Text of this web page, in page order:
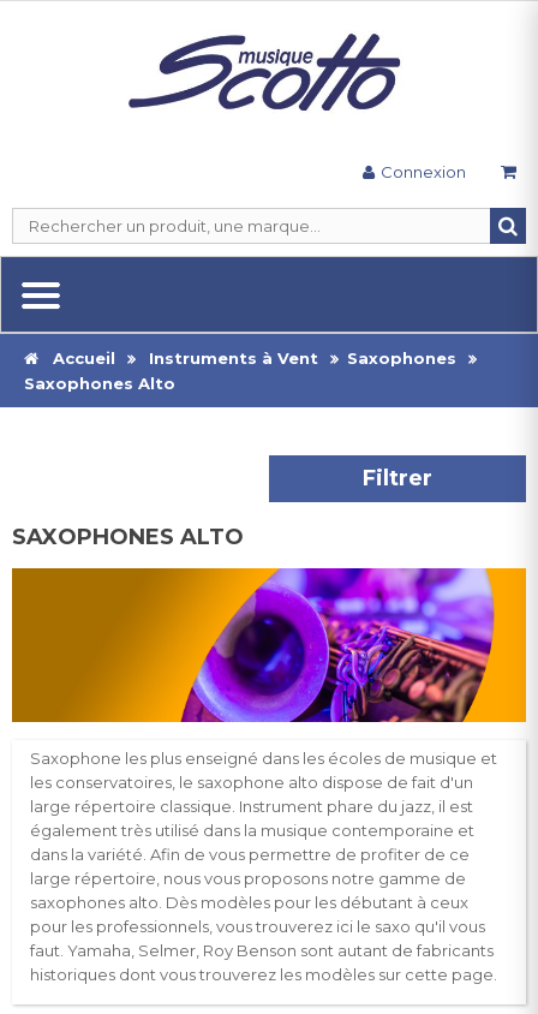
Connexion
Accueil Instruments à Vent
Saxophones
Saxophones Alto
Filtrer
SAXOPHONES ALTO
Saxophone les plus enseigné dans les écoles de musique et
les conservatoires, le saxophone alto dispose de fait d'un
large répertoire classique. Instrument phare du jazz, il est
également très utilisé dans la musique contemporaine et
dans la variété. Afin de vous permettre de profiter de ce
large répertoire, nous vous proposons notre gamme de
saxophones alto. Dès modèles pour les débutant à ceux
pour les professionnels, vous trouverez ici le saxo qu'il vous
faut. Yamaha, Selmer, Roy Benson sont autant de fabricants
historiques dont vous trouverez les modèles sur cette page.